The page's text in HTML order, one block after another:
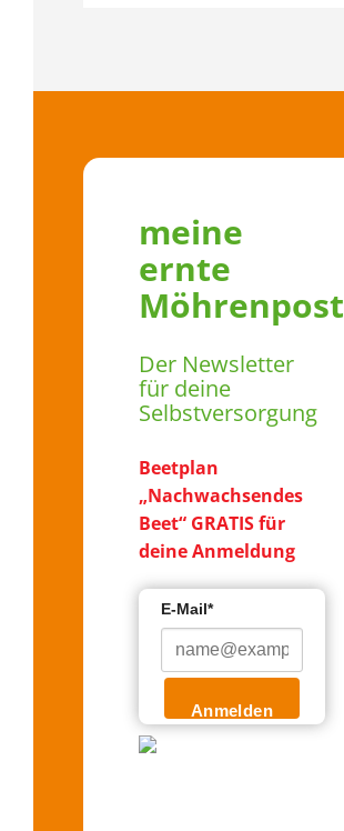
meine
ernte
Möhrenpost
Der Newsletter
für deine
Selbstversorgung
Beetplan
„Nachwachsendes
Beet“ GRATIS für
deine Anmeldung
E-Mail*
Anmelden